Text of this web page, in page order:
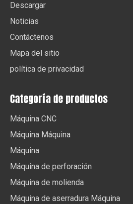
Descargar
Noticias
Contáctenos
Mapa del sitio
política de privacidad
Categoría de productos
Máquina CNC
Máquina Máquina
Máquina
Máquina de perforación
Máquina de molienda
Máquina de aserradura Máquina